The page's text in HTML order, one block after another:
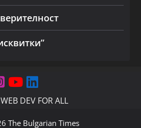
WEB DEV FOR ALL
The Bulgarian Times